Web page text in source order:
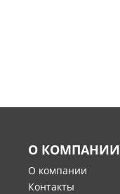
О КОМПАНИИ
О компании
Контакты